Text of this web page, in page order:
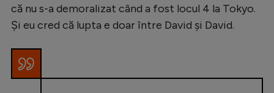
că nu s-a demoralizat când a fost locul 4 la Tokyo.
Și eu cred că lupta e doar între David și David.